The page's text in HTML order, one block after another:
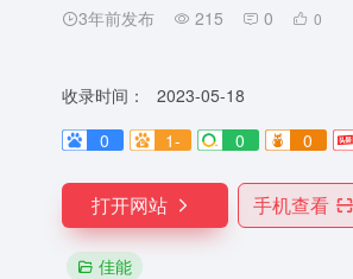
3年前发布 215 0 0
收录时间：
2023-05-18
0
1- 0 0
打开网站 手机查看
佳能